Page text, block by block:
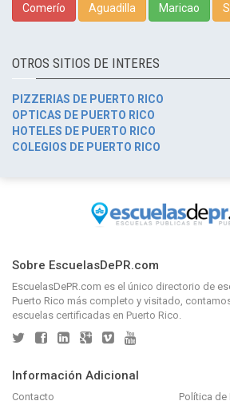
Comerío Aguadilla Maricao
OTROS SITIOS DE INTERES
PIZZERIAS DE PUERTO RICO
OPTICAS DE PUERTO RICO
HOTELES DE PUERTO RICO
COLEGIOS DE PUERTO RICO
Sobre EscuelasDePR.com
EscuelasDePR.com es el único directorio de
Puerto Rico más completo y visitado,
escuelas certificadas en Puerto Rico.
Información Adicional
Contacto Política de